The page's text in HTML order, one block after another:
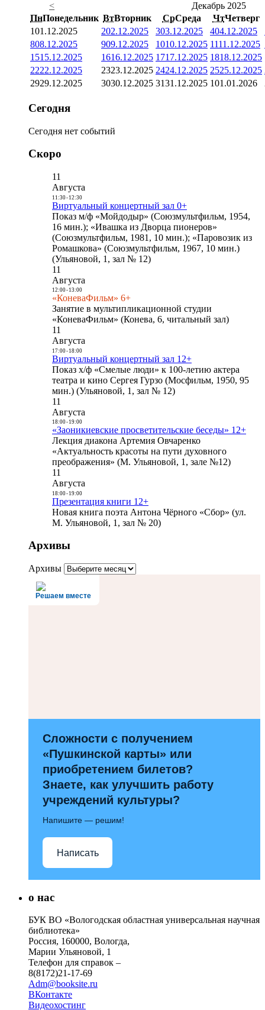
<
Декабрь 2025
ПнПонедельник ВтВторник СрСреда ЧтЧетверг
101.12.2025 202.12.2025 303.12.2025 404.12.2025
808.12.2025 909.12.2025 1010.12.2025 1111.12.2025
1515.12.2025 1616.12.2025 1717.12.2025 1818.12.2025
2222.12.2025 2323.12.2025 2424.12.2025 2525.12.2025
2929.12.2025 3030.12.2025 3131.12.2025 101.01.2026
Сегодня
Сегодня нет событий
Скоро
11
Августа
11:30- 12:30
Виртуальный концертный зал 0+
Показ м/ф «Мойдодыр» (Союзмультфильм, 1954,
16 мин.); «Ивашка из Дворца пионеров»
(Союзмультфильм, 1981, 10 мин.); «Паровозик из
Ромашкова» (Союзмультфильм, 1967, 10 мин.)
(Ульяновой, 1, зал № 12)
11
Августа
12:00- 13:00
«КоневаФильм» 6+
Занятие в мультипликационной студии
«КоневаФильм» (Конева, 6, читальный зал)
11
Августа
17:00- 18:00
Виртуальный концертный зал 12+
Показ х/ф «Смелые люди» к 100-летию актера
театра и кино Сергея Гурзо (Мосфильм, 1950, 95
мин.) (Ульяновой, 1, зал № 12)
11
Августа
18:00- 19:00
«Заоникиевские просветительские беседы» 12+
Лекция диакона Артемия Овчаренко
«Актуальность красоты на пути духовного
преображения» (М. Ульяновой, 1, зале №12)
11
Августа
18:00- 19:00
Презентация книги 12+
Новая книга поэта Антона Чёрного «Сбор» (ул.
М. Ульяновой, 1, зал № 20)
Архивы
Архивы
Решаем вместе
Сложности с получением
«Пушкинской карты» или
приобретением билетов?
Знаете, как улучшить работу
учреждений культуры?
Напишите — решим!
Написать
о нас
БУК ВО «Вологодская областная универсальная научная
библиотека»
Россия, 160000, Вологда,
Марии Ульяновой, 1
Телефон для справок –
8(8172)21-17-69
Adm@booksite.ru
ВКонтакте
Видеохостинг